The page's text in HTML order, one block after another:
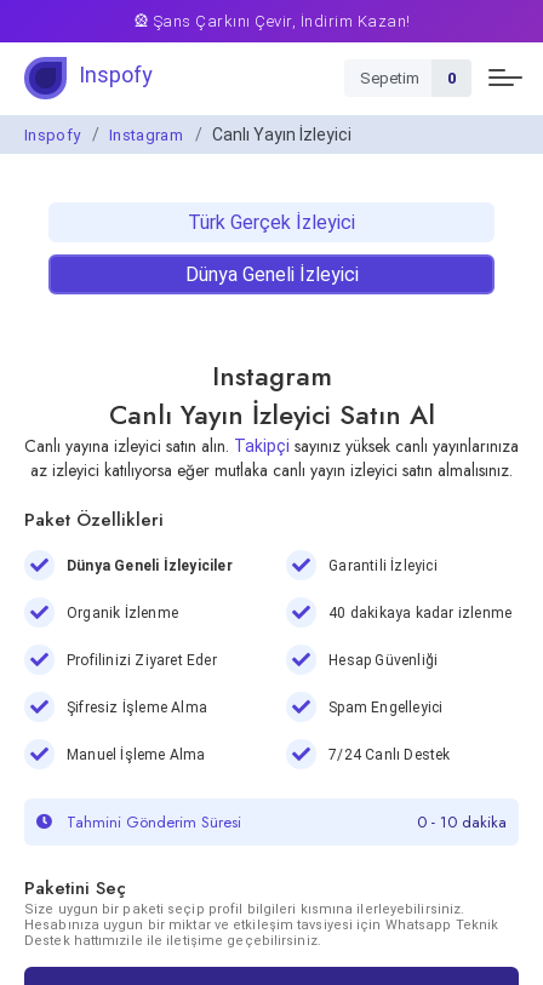
🎡 Şans Çarkını Çevir, İndirim Kazan!
Inspofy Sepetim 0
Inspofy Instagram Canlı Yayın İzleyici
Türk Gerçek İzleyici
Dünya Geneli İzleyici
Instagram
Canlı Yayın İzleyici Satın Al
Canlı yayına izleyici satın alın. Takipçi sayınız yüksek canlı yayınlarınıza
az izleyici katılıyorsa eğer mutlaka canlı yayın izleyici satın almalısınız.
Paket Özellikleri
Dünya Geneli İzleyiciler
Organik İzlenme
Profilinizi Ziyaret Eder
Şifresiz İşleme Alma
Manuel İşleme Alma
Garantili İzleyici
40 dakikaya kadar izlenme
Hesap Güvenliği
Spam Engelleyici
7/24 Canlı Destek
Tahmini Gönderim Süresi 0 - 10 dakika
Paketini Seç
Size uygun bir paketi seçip profil bilgileri kısmına ilerleyebilirsiniz.
Hesabınıza uygun bir miktar ve etkileşim tavsiyesi için Whatsapp Teknik
Destek hattımızile ile iletişime geçebilirsiniz.